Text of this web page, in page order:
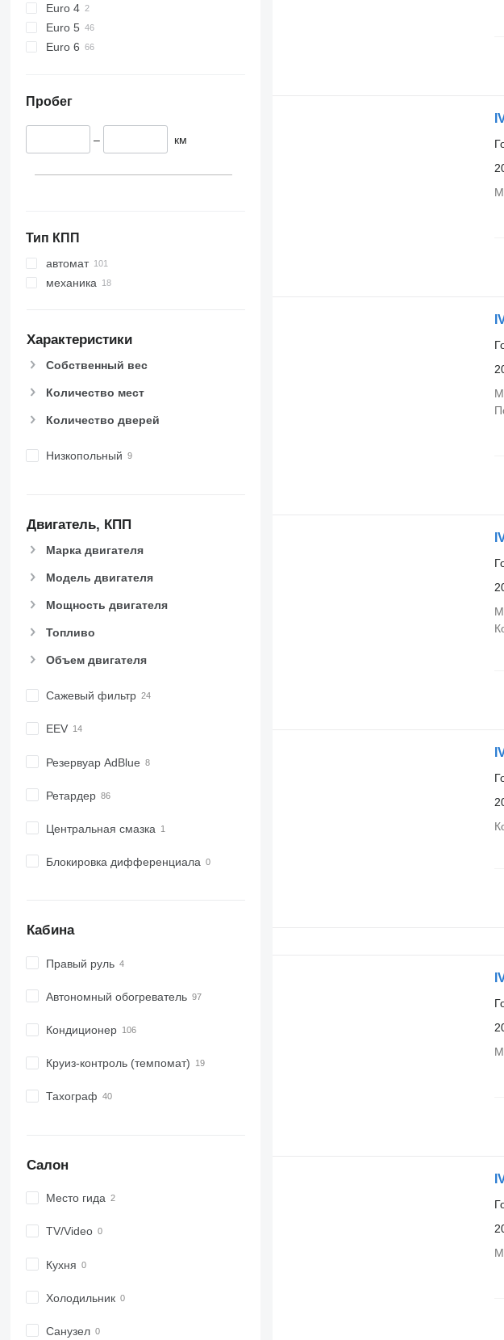
Euro 4
Euro 5
Euro 6
Пробег
– км
Тип КПП
автомат
механика
Характеристики
Собственный вес
Количество мест
Количество дверей
Низкопольный
Двигатель, КПП
Марка двигателя
Модель двигателя
Мощность двигателя
Топливо
Объем двигателя
Сажевый фильтр
EEV
Резервуар AdBlue
Ретардер
Центральная смазка
Блокировка дифференциала
Кабина
Правый руль
Автономный обогреватель
Кондиционер
Круиз-контроль (темпомат)
Тахограф
Салон
Место гида
TV/Video
Кухня
Холодильник
Санузел